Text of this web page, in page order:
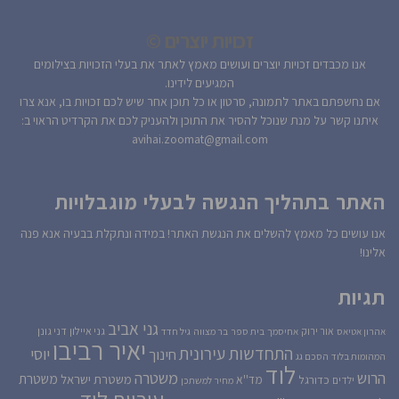
אנו מכבדים זכויות יוצרים ועושים מאמץ לאתר את בעלי הזכויות בצילומים
המגיעים לידינו.
אם נחשפתם באתר לתמונה, סרטון או כל תוכן אחר שיש לכם זכויות בו, אנא צרו
איתנו קשר על מנת שנוכל להסיר את התוכן ולהעניק לכם את הקרדיט הראוי ב:
avihai.zoomat@gmail.com
האתר בתהליך הנגשה לבעלי מוגבלויות
אנו עושים כל מאמץ להשלים את הנגשת האתר! במידה ונתקלת בבעיה אנא פנה
אלינו!
תגיות
אהרון אטיאס אור ירוק אחיסמך בית ספר בר מצווה גיל חדד גני אביב גני איילון דני גונן
המהומות בלוד הסכם גג התחדשות עירוניתחינוך יאיר רביבו יוסי
הרוש ילדים כדורגל לוד מד''א מחיר למשתכן משטרה משטרת ישראל משטרת